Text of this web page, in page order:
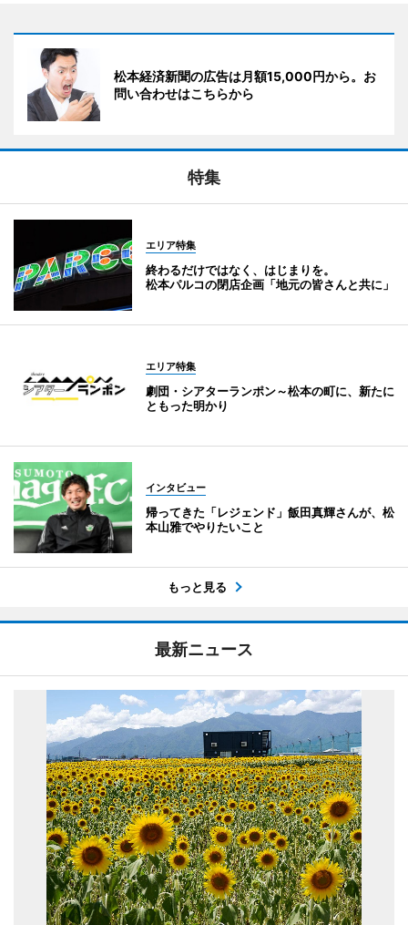
松本経済新聞の広告は月額15,000円から。お
問い合わせはこちらから
特集
エリア特集
終わるだけではなく、はじまりを。
松本パルコの閉店企画「地元の皆さんと共に」
エリア特集
劇団・シアターランポン～松本の町に、新たに
ともった明かり
インタビュー
帰ってきた「レジェンド」飯田真輝さんが、松
本山雅でやりたいこと
もっと見る
最新ニュース